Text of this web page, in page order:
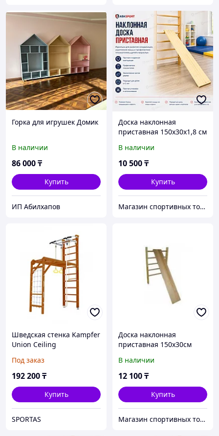
Горка для игрушек Домик
В наличии
86 000₸
Купить
ИП Абилхапов
Доска наклонная
приставная 150x30х1,8 см
В наличии
10 500₸
Купить
Магазин спортивных товаров ABKSPORT
Шведская стенка Kampfer
Union Ceiling
Под заказ
192 200₸
Купить
SPORTAS
Доска наклонная
приставная 150x30см
В наличии
12 100₸
Купить
Магазин спортивных товаров ABKSPORT